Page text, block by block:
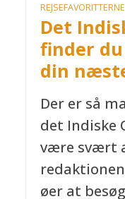
REJSEFAVORITTERNE
Det
finder
din
Der er så
det Indiske
være svært
øer at